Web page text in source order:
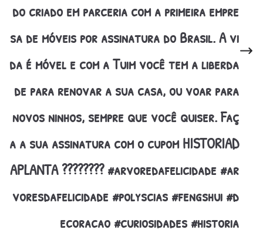
do criado em parceria com a primeira empre
sa de móveis por assinatura do Brasil. A vi
da é móvel e com a Tuim você tem a liberda
de para renovar a sua casa, ou voar para
novos ninhos, sempre que você quiser. Faç
a a sua assinatura com o cupom HISTORIAD
APLANTA ???????? #arvoredafelicidade #ar
voresdafelicidade #polyscias #fengshui #d
ecoracao #curiosidades #historia